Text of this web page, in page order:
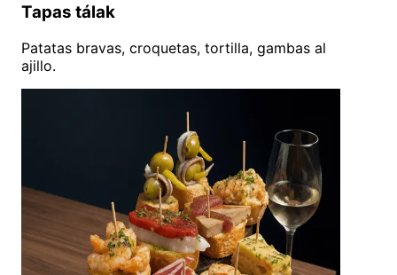
Tapas tálak
Patatas bravas, croquetas, tortilla, gambas al
ajillo.